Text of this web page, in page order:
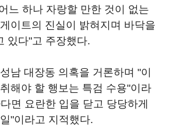
느 하나 자랑할 만한 것이 없는
이트의 진실이 밝혀지며 바닥을
있다"고 주장했다.
남 대장동 의혹을 거론하며 "이
해야 할 행보는 특검 수용"이라
면 요란한 입을 닫고 당당하게
"이라고 지적했다.